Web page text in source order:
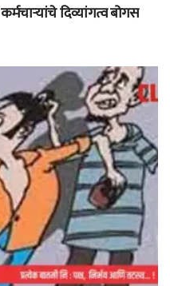
दिव्यांगत्व बोगस